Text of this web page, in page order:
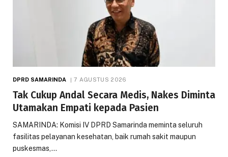
DPRD SAMARINDA 7 AGUSTUS 2026
Tak Cukup Andal Secara Medis, Nakes Diminta
Utamakan Empati kepada Pasien
SAMARINDA: Komisi IV DPRD Samarinda meminta seluruh
fasilitas pelayanan kesehatan, baik rumah sakit maupun
puskesmas,…